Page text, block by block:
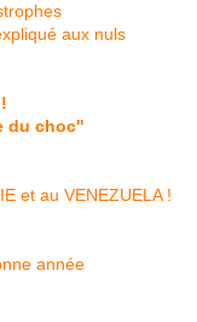
aux nuls
du choc"
et au VENEZUELA !
année